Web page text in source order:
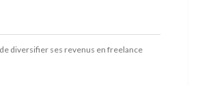
diversifier ses revenus en freelance